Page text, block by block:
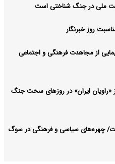
ملی در جنگ شناختی است
روز خبرنگار
از مجاهدت فرهنگی و اجتماعی
«راویان ایران» در روزهای سخت جنگ
چهره‌های سیاسی و فرهنگی در سوگ